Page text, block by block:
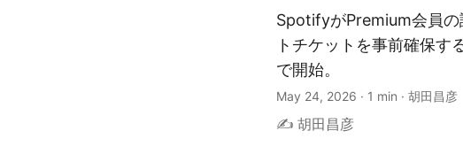
SpotifyがPremium会員
トチケットを事前確保す
で開始。
May 24, 2026 · 1 min · 胡田昌彦
✍️ 胡田昌彦